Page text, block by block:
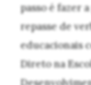
passo é fazer
repasse de
educacionais
Direto na